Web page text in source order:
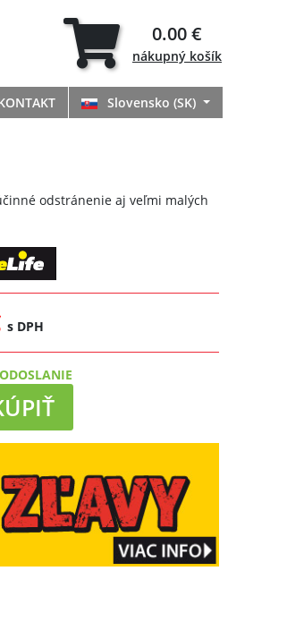
0.00 €
nákupný košík
Slovensko (SK)
odstránenie aj veľmi malých
s DPH